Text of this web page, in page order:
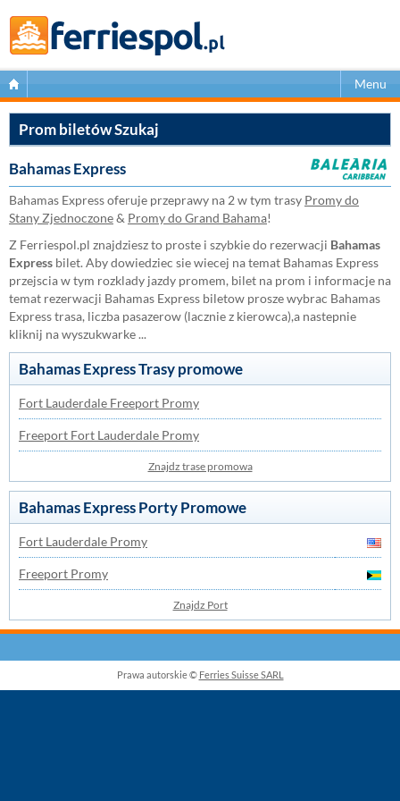
Menu
Prom biletów Szukaj
Bahamas Express
Bahamas Express oferuje przeprawy na 2 w tym trasy Promy do
Stany Zjednoczone& Promy do Grand Bahama!
Z Ferriespol.pl znajdziesz to proste i szybkie do rezerwacji Bahamas
Express bilet. Aby dowiedziec sie wiecej na temat Bahamas Express
przejscia w tym rozklady jazdy promem, bilet na prom i informacje na
temat rezerwacji Bahamas Express biletow prosze wybrac Bahamas
Express trasa, liczba pasazerow (lacznie z kierowca),a nastepnie
kliknij na wyszukwarke ...
Bahamas Express Trasy promowe
Fort Lauderdale Freeport Promy
Freeport Fort Lauderdale Promy
Znajdz trase promowa
Bahamas Express Porty Promowe
Fort Lauderdale Promy
Freeport Promy
Znajdz Port
Prawa autorskie © Ferries Suisse SARL